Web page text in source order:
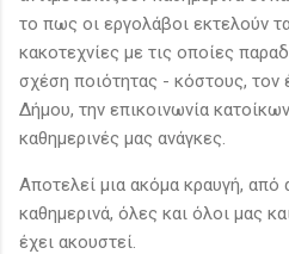
το πως οι εργολάβοι εκτελούν
κακοτεχνίες με τις οποίες
σχέση ποιότητας - κόστους, τον
Δήμου, την επικοινωνία
καθημερινές μας ανάγκες.
Αποτελεί μια ακόμα κραυγή,
καθημερινά, όλες και όλοι μας
έχει ακουστεί.